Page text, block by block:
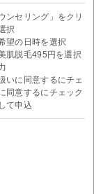
ンセリング」をクリック
択
望の日時を選択
肌脱毛495円を選択
いに同意するにチェック
同意するにチェック
て申込